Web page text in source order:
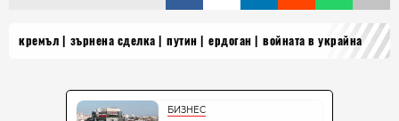
кремъл зърнена сделка путин ердоган войната в украйна